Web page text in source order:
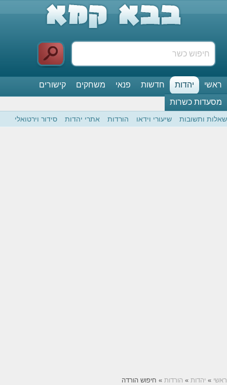
ראשי יהדות חדשות פנאי משחקים
קישורים
מסעדות כשרות
שאלות ותשובות שיעורי וידאו הורדות אתרי יהדות סידור וירטואלי
ראשי » יהדות » הורדות » חיפוש הורדה